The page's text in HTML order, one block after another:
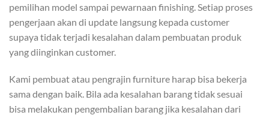
pemilihan model sampai pewarnaan finishing. Setiap proses
pengerjaan akan di update langsung kepada customer
supaya tidak terjadi kesalahan dalam pembuatan produk
yang diinginkan customer.
Kami pembuat atau pengrajin furniture harap bisa bekerja
sama dengan baik. Bila ada kesalahan barang tidak sesuai
bisa melakukan pengembalian barang jika kesalahan dari